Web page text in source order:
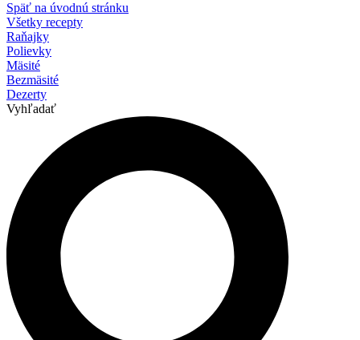
Späť na úvodnú stránku
Všetky recepty
Raňajky
Polievky
Mäsité
Bezmäsité
Dezerty
Vyhľadať